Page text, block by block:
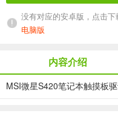
没有对应的安卓版，点击下
电脑版
内容介绍
MSI微星S420笔记本触摸板